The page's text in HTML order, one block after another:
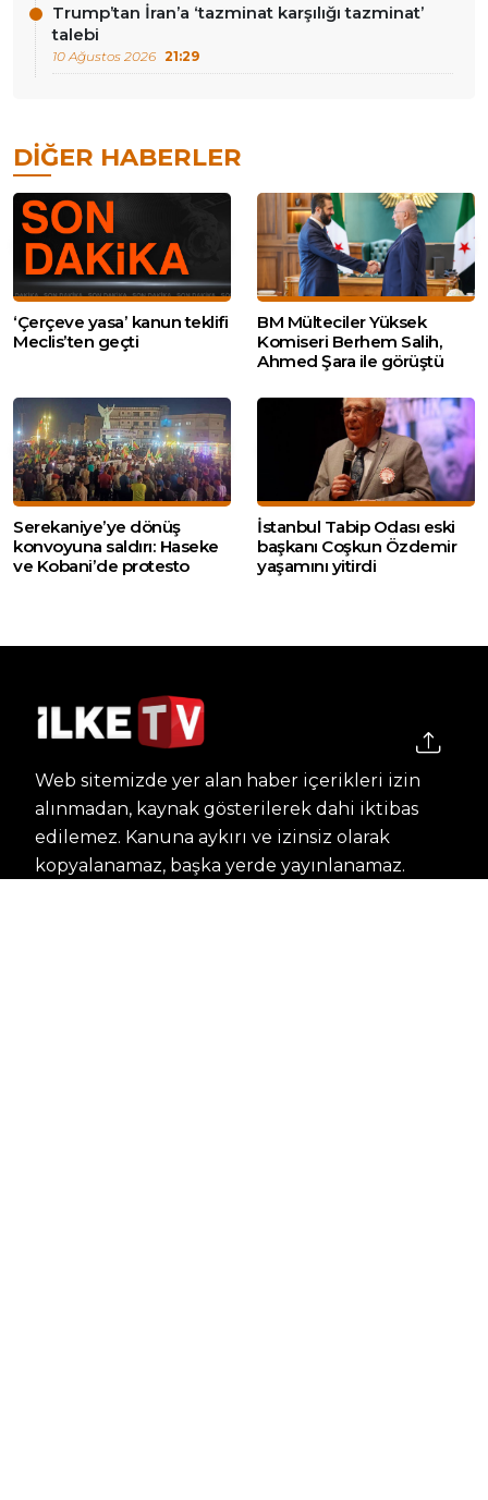
Trump’tan İran’a ‘tazminat karşılığı tazminat’
talebi
10 Ağustos 2026 21:29
DIĞER HABERLER
‘Çerçeve yasa’ kanun teklifi
Meclis’ten geçti
BM Mülteciler Yüksek
Komiseri Berhem Salih,
Ahmed Şara ile görüştü
Serekaniye’ye dönüş
konvoyuna saldırı: Haseke
ve Kobani’de protesto
İstanbul Tabip Odası eski
başkanı Coşkun Özdemir
yaşamını yitirdi
Web sitemizde yer alan haber içerikleri izin
alınmadan, kaynak gösterilerek dahi iktibas
edilemez. Kanuna aykırı ve izinsiz olarak
kopyalanamaz, başka yerde yayınlanamaz.